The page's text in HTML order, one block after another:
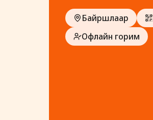
Байршлаар
Офлайн горим